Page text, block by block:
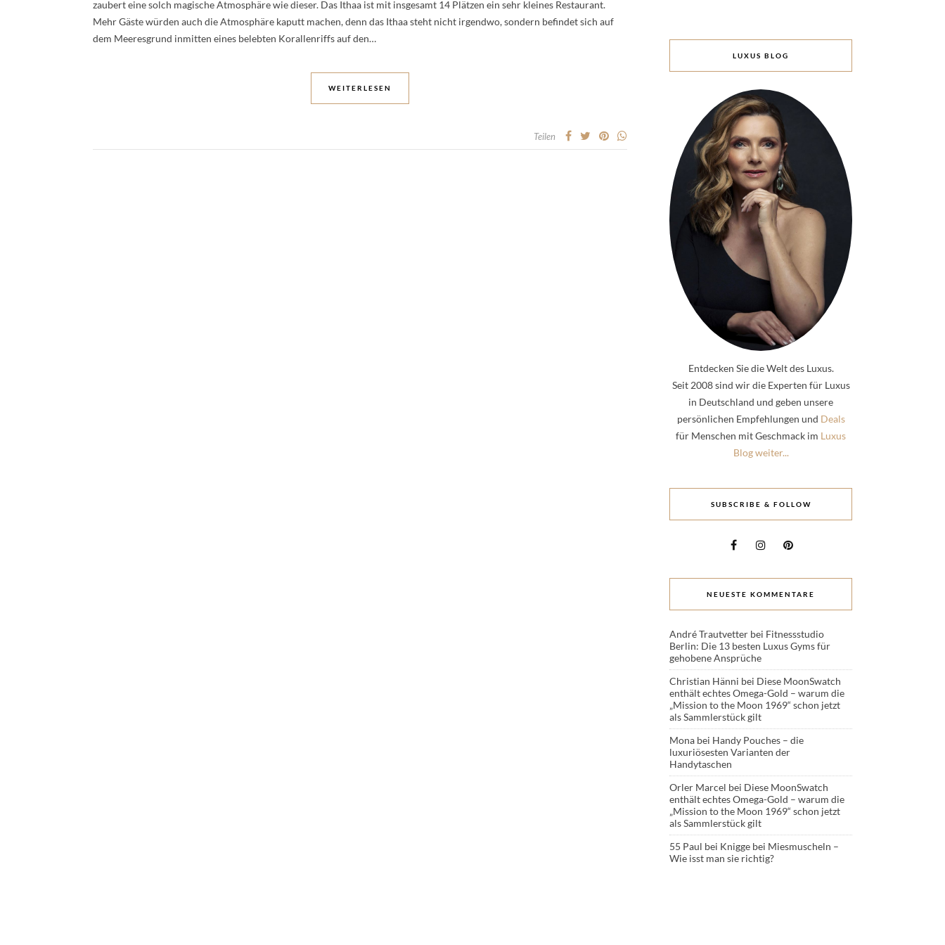
zaubert eine solch magische Atmosphäre wie dieser. Das Ithaa ist mit insgesamt 14 Plätzen ein sehr kleines Restaurant.
Mehr Gäste würden auch die Atmosphäre kaputt machen, denn das Ithaa steht nicht irgendwo, sondern befindet sich auf
dem Meeresgrund inmitten eines belebten Korallenriffs auf den…
WEITERLESEN
Teilen
LUXUS BLOG
Entdecken Sie die Welt des Luxus.
Seit 2008 sind wir die Experten für Luxus
in Deutschland und geben unsere
persönlichen Empfehlungen und Deals
für Menschen mit Geschmack im Luxus
Blog weiter...
SUBSCRIBE & FOLLOW
NEUESTE KOMMENTARE
André Trautvetter bei Fitnessstudio
Berlin: Die 13 besten Luxus Gyms für
gehobene Ansprüche
Christian Hänni bei Diese MoonSwatch
enthält echtes Omega-Gold – warum die
„Mission to the Moon 1969“ schon jetzt
als Sammlerstück gilt
Mona bei Handy Pouches – die
luxuriösesten Varianten der
Handytaschen
Orler Marcel bei Diese MoonSwatch
enthält echtes Omega-Gold – warum die
„Mission to the Moon 1969“ schon jetzt
als Sammlerstück gilt
55 Paul bei Knigge bei Miesmuscheln –
Wie isst man sie richtig?